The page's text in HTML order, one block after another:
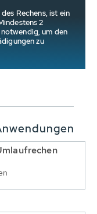
Rechens, ist ein
2
um den
zu